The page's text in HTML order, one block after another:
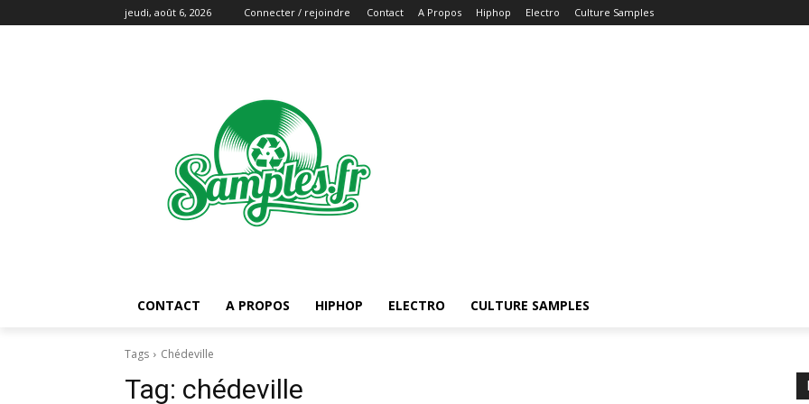
jeudi, août 6, 2026 Connecter / rejoindre Contact A Propos Hiphop Electro Culture Samples
CONTACT A PROPOS HIPHOP ELECTRO CULTURE SAMPLES
Tags Chédeville
Tag: chédeville